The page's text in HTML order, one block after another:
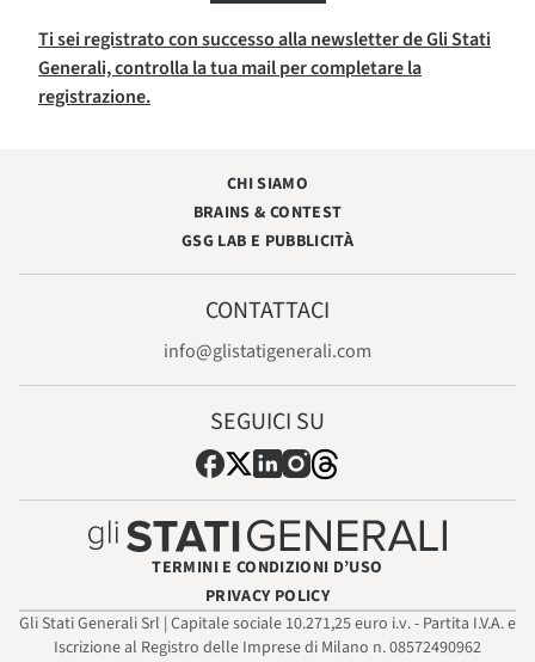
Ti sei registrato con successo alla newsletter de Gli Stati
Generali, controlla la tua mail per completare la
registrazione.
CHI SIAMO
BRAINS & CONTEST
GSG LAB E PUBBLICITÀ
CONTATTACI
info@glistatigenerali.com
SEGUICI SU
TERMINI E CONDIZIONI D’USO
PRIVACY POLICY
Gli Stati Generali Srl | Capitale sociale 10.271,25 euro i.v. - Partita I.V.A. e
Iscrizione al Registro delle Imprese di Milano n. 08572490962